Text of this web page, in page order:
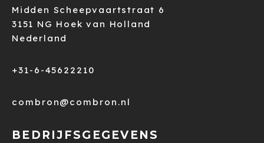
Midden Scheepvaartstraat 6
3151 NG Hoek van Holland
Nederland
+31-6-45622210
combron@combron.nl
BEDRIJFSGEGEVENS